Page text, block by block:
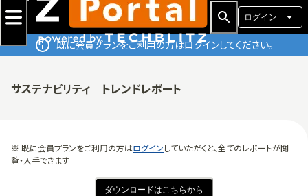
ログイン
既に会員プランをご利用の方はログインしてください。
サステナビリティ トレンドレポート
※ 既に会員プランをご利用の方はログインしていただくと、全てのレポートが閲
覧・入手できます
ダウンロードはこちらから